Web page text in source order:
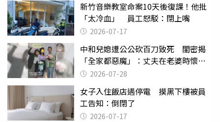
新竹音樂教室命案10天後復課！他批
「太冷血」 員工怒駁：閉上嘴
2026-07-17
中和兒媳遭公公砍百刀致死 閨密揭
「全家都惡魔」：丈夫在老婆時懷孕
摔東西
2026-07-28
女子入住飯店遇停電 摸黑下樓被員
工告知：倒閉了
2026-07-17